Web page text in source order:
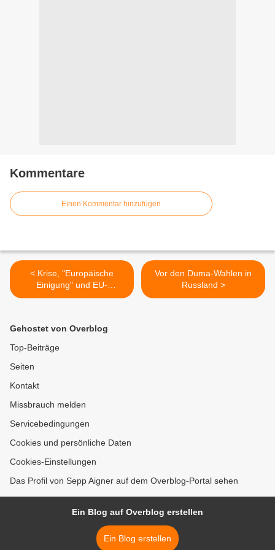
Kommentare
Einen Kommentar hinzufügen
< Krise, "Europäische
Einigung" und EU-
Linkspartei
Vor den Duma-Wahlen in
Russland >
Gehostet von Overblog
Top-Beiträge
Seiten
Kontakt
Missbrauch melden
Servicebedingungen
Cookies und persönliche Daten
Cookies-Einstellungen
Das Profil von Sepp Aigner auf dem Overblog-Portal sehen
Ein Blog auf Overblog erstellen
Ein Blog erstellen